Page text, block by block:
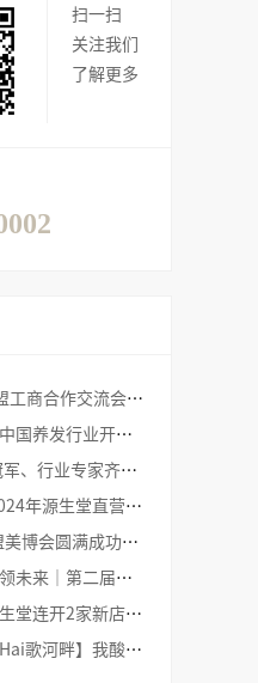
扫一扫
关注我们
了解更多
2025中国-东盟工商合作交流会，源生堂品牌创始人黄伟文应邀出席！→
源生堂重磅！中国养发行业开启“协同养发4.0”时代|见证源生堂养发实力→
源生堂|世界冠军、行业专家齐聚！中国养发行业开启"协同养发4.0"时代→
守正·创新|2024年源生堂直营年会圆满举行→
首届中国-东盟美博会圆满成功！民族养发品牌-源生堂大受瞩目→
民族本草·创领未来｜第二届中国头皮管理科学趋势论坛圆满举行→
好事成双！源生堂连开2家新店，与宜家为邻，养发更便利啦~→
【放牧青春·Hai歌河畔】我酸了,这是什么神仙团建!!!→